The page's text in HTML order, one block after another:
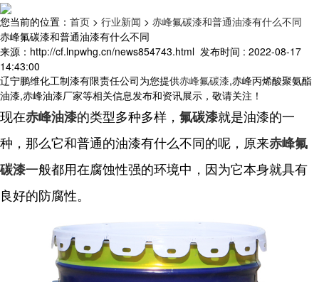
您当前的位置： 首页 > 行业新闻 > 赤峰氟碳漆和普通油漆有什么不同
赤峰氟碳漆和普通油漆有什么不同
来源：http://cf.lnpwhg.cn/news854743.html 发布时间 : 2022-08-17
14:43:00
辽宁鹏维化工制漆有限责任公司为您提供赤峰氟碳漆,赤峰丙烯酸聚氨酯
油漆,赤峰油漆厂家等相关信息发布和资讯展示，敬请关注！
现在赤峰油漆的类型多种多样， 氟碳漆就是油漆的一
种，那么它和普通的油漆有什么不同的呢，原来赤峰氟
碳漆一般都用在腐蚀性强的环境中，因为它本身就具有
良好的防腐性。